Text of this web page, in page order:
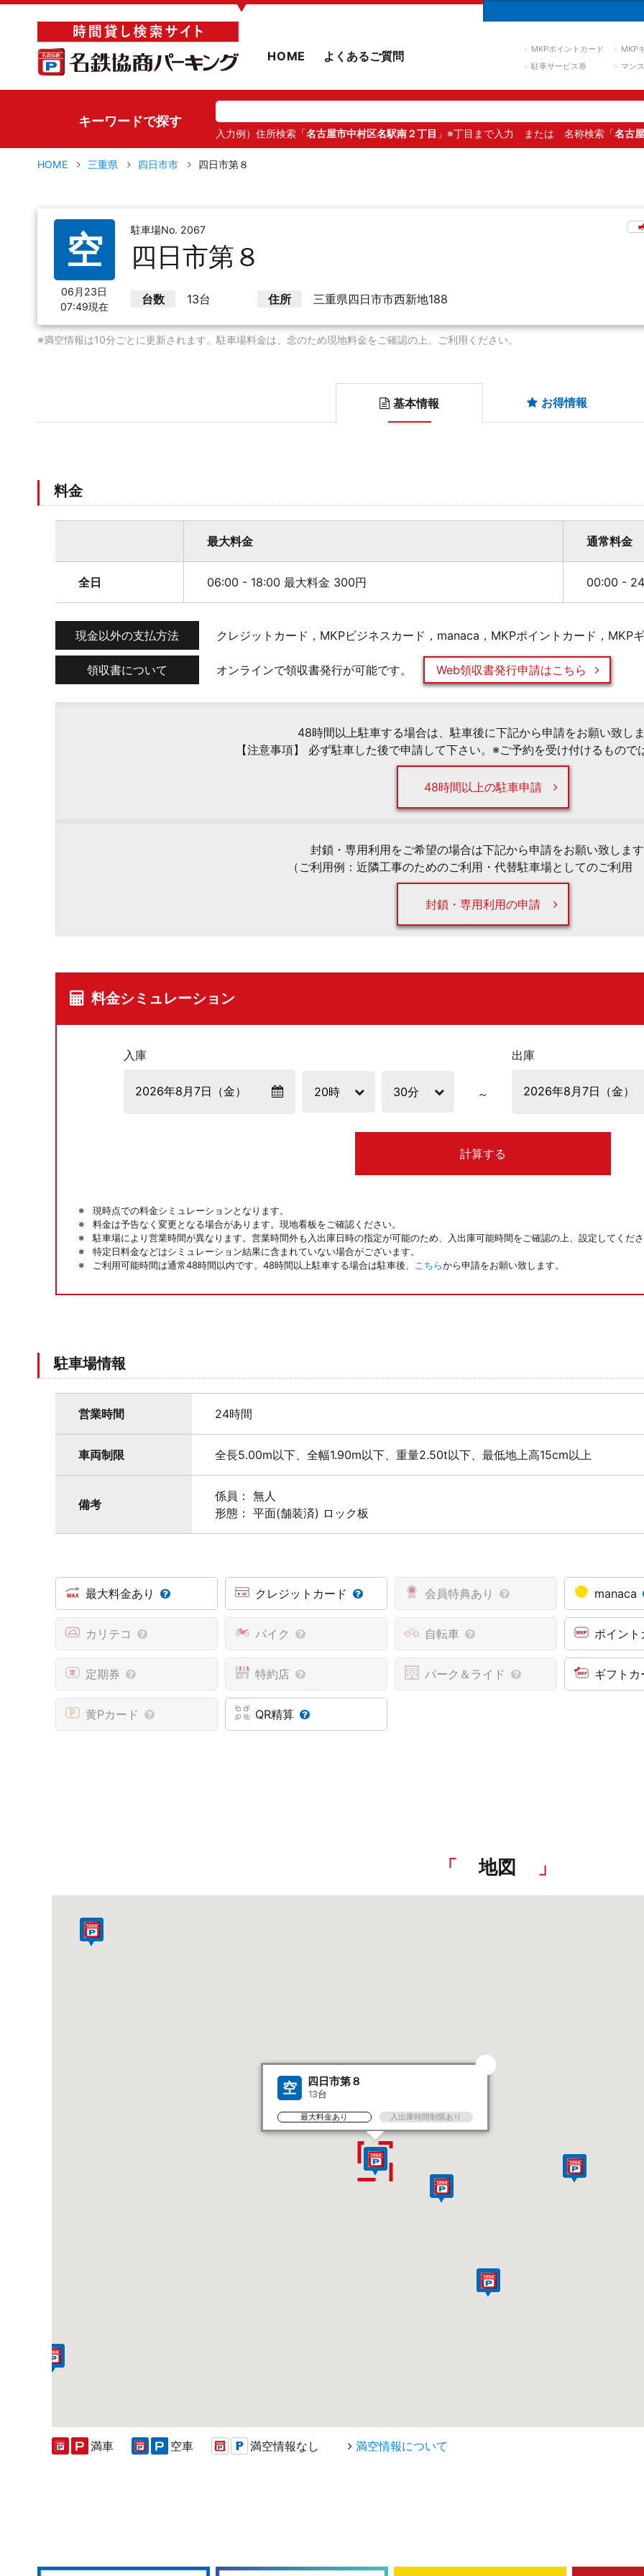
▼
HOME よくあるご質問 MKPポイントカード
MKP
駐車サービス券
マン
キーワードで探す
入力例）住所検索「名古屋市中村区名駅南２丁目 」※丁目まで入力 または 名称検索「名古
HOME 三重県 四日市市 四日市第８
空
06月23日
07:49現在
駐車場No. 2067
四日市第８
台数 13台 住所 三重県四日市市西新地188
※満空情報は10分ごとに更新されます。駐車場料金は、念のため現地料金をご確認の上、ご利用ください。
基本情報 お得情報
料金
最大料金 通常料金
全日 06:00 - 18:00 最大料金 300円 00:00 -
現金以外の支払方法 クレジットカード，MKPビジネスカード，manaca，MKPポイントカード，MKP
領収書について オンラインで領収書発行が可能です。 Web領収書発行申請はこちら
48時間以上駐車する場合は、駐車後に下記から申請をお願い致し
【注意事項】 必ず駐車した後で申請して下さい。※ご予約を受け付けるもので
48時間以上の駐車申請
封鎖・専用利用をご希望の場合は下記から申請をお願い致しま
（ご利用例：近隣工事のためのご利用・代替駐車場としてのご利用
封鎖・専用利用の申請
料金シミュレーション
入庫 出庫
計算する
現時点での料金シミュレーションとなります。
料金は予告なく変更となる場合があります。現地看板をご確認ください。
駐車場により営業時間が異なります。営業時間外も入出庫日時の指定が可能のため、入出庫可能時間をご確認の上、設定してくだ
特定日料金などはシミュレーション結果に含まれていない場合がございます。
ご利用可能時間は通常48時間以内です。48時間以上駐車する場合は駐車後、
こちらから申請をお願い致します。
駐車場情報
営業時間 24時間
車両制限 全長5.00m以下、全幅1.90m以下、重量2.50t以下、最低地上高15cm以上
備考
係員： 無人
形態： 平面(舗装済) ロック板
最大料金あり クレジットカード 会員特典あり manaca
カリテコ バイク 自転車 ポイン
定期券 特約店 パーク＆ライド ギフト
黄Pカード QR精算
地図
空 四日市第８
13台
最大料金あり 入出庫時間制限あり
満車 空車 満空情報なし 満空情報について